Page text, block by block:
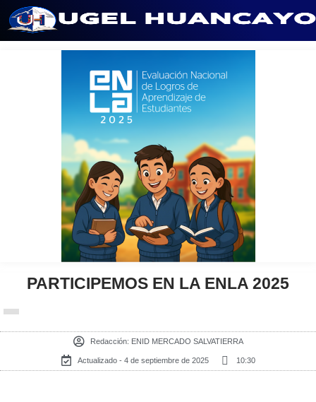
PARTICIPEMOS EN LA ENLA 2025
Redacción: ENID MERCADO SALVATIERRA
Actualizado - 4 de septiembre de 2025 10:30